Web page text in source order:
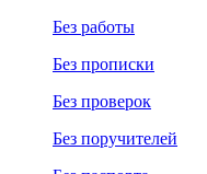
Без работы
Без прописки
Без проверок
Без поручителей